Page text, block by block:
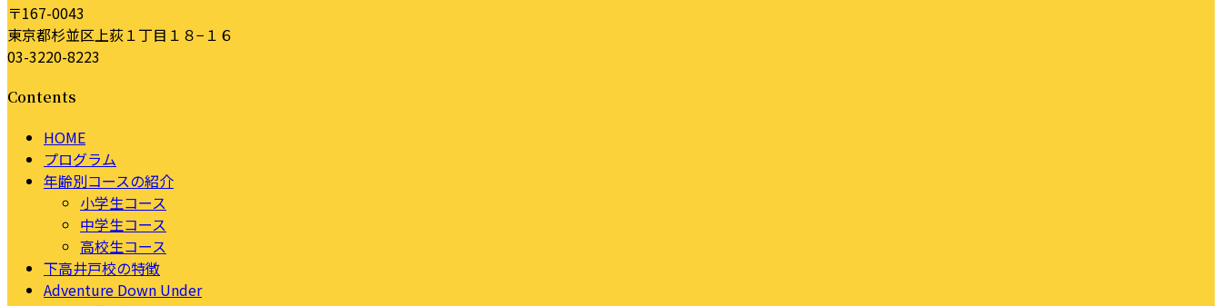
〒167-0043
東京都杉並区上荻１丁目１８−１６
03-3220-8223
Contents
HOME
プログラム
年齢別コースの紹介
小学生コース
中学生コース
高校生コース
下高井戸校の特徴
Adventure Down Under